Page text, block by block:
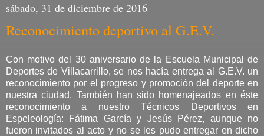
sábado, 31 de diciembre de 2016
Reconocimiento deportivo al G.E.V.
Con motivo del 30 aniversario de la Escuela Municipal de
Deportes de Villacarrillo, se nos hacía entrega al G.E.V. un
reconocimiento por el progreso y promoción del deporte en
nuestra ciudad. También han sido homenajeados en éste
reconocimiento a nuestro Técnicos Deportivos en
Espeleología: Fátima García y Jesús Pérez, aunque no
fueron invitados al acto y no se les pudo entregar en dicho